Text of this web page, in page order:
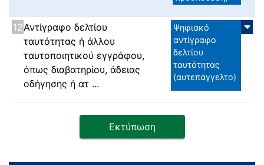
12Αντίγραφο δελτίου
ταυτότητας ή άλλου
ταυτοποιητικού εγγράφου,
όπως διαβατηρίου, άδειας
οδήγησης ή ατ ...
Ψηφιακό
αντίγραφο
δελτίου
ταυτότητας
(αυτεπάγγελτο)
Εκτύπωση